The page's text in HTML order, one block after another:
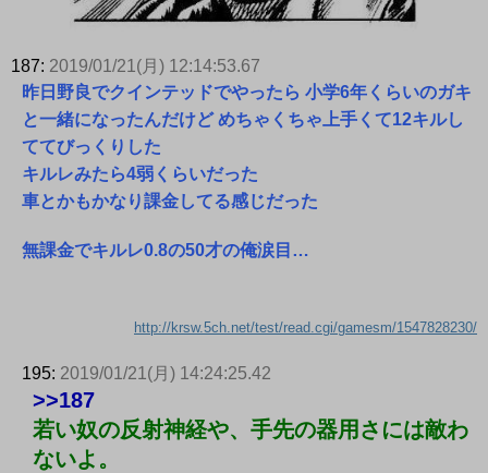
187: 2019/01/21(月) 12:14:53.67
昨日野良でクインテッドでやったら 小学6年くらいのガキ
と一緒になったんだけど めちゃくちゃ上手くて12キルし
ててびっくりした
キルレみたら4弱くらいだった
車とかもかなり課金してる感じだった
無課金でキルレ0.8の50才の俺涙目…
http://krsw.5ch.net/test/read.cgi/gamesm/1547828230/
195: 2019/01/21(月) 14:24:25.42
>>187
若い奴の反射神経や、手先の器用さには敵わ
ないよ。